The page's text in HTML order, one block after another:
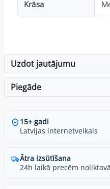
Krāsa
Uzdot jautājumu
Piegāde
15+ gadi
Latvijas internetveikals
Ātra izsūtīšana
24h laikā precēm noliktavā